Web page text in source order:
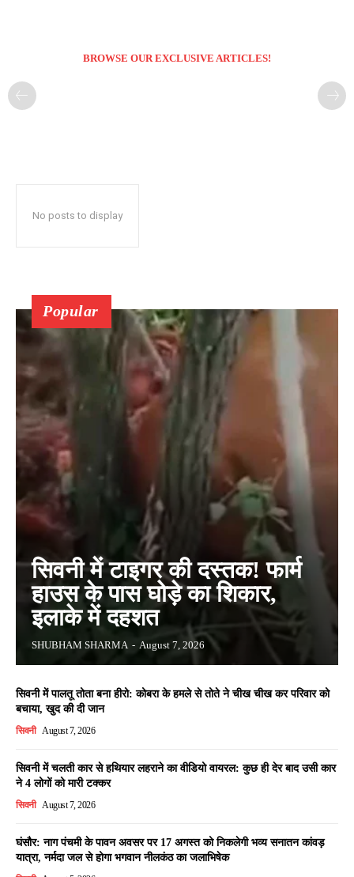
BROWSE OUR EXCLUSIVE ARTICLES!
No posts to display
Popular
सिवनी में टाइगर की दस्तक! फार्म
हाउस के पास घोड़े का शिकार,
इलाके में दहशत
SHUBHAM SHARMA - August 7, 2026
सिवनी में पालतू तोता बना हीरो: कोबरा के हमले से तोते ने चीख चीख कर परिवार को
बचाया, खुद की दी जान
सिवनी August 7, 2026
सिवनी में चलती कार से हथियार लहराने का वीडियो वायरल: कुछ ही देर बाद उसी कार
ने 4 लोगों को मारी टक्कर
सिवनी August 7, 2026
घंसौर: नाग पंचमी के पावन अवसर पर 17 अगस्त को निकलेगी भव्य सनातन कांवड़
यात्रा, नर्मदा जल से होगा भगवान नीलकंठ का जलाभिषेक